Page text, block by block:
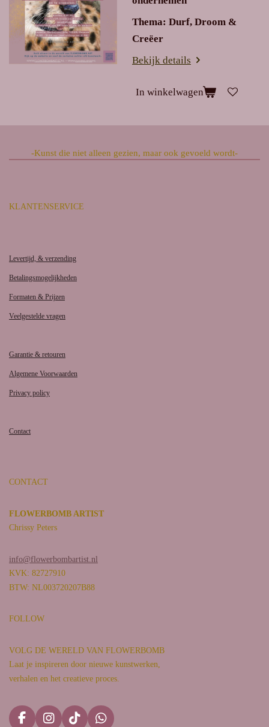
Thema: Durf, Droom &
Creëer
Bekijk details
In winkelwagen
-Kunst die niet alleen gezien, maar ook gevoeld wordt-
KLANTENSERVICE
Levertijd, & verzending
Betalingsmogelijkheden
Formaten & Prijzen
Veelgestelde vragen
Garantie & retouren
Algemene Voorwaarden
Privacy policy
Contact
CONTACT
FLOWERBOMB ARTIST
Chrissy Peters
info@flowerbombartist.nl
KVK: 82727910
BTW: NL003720207B88
FOLLOW
VOLG DE WERELD VAN FLOWERBOMB
Laat je inspireren door nieuwe kunstwerken,
verhalen en het creatieve proces.
F I T W